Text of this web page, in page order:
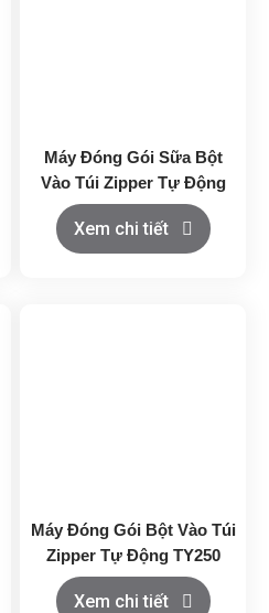
Máy Đóng Gói Sữa Bột
Vào Túi Zipper Tự Động
Xem chi tiết
Máy Đóng Gói Bột Vào Túi
Zipper Tự Động TY250
Xem chi tiết